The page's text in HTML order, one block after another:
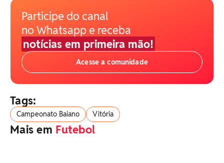
Participe do canal
no Whatsapp e receba
notícias em primeira mão!
Acesse a comunidade
Tags:
Campeonato Baiano Vitória
Mais em Futebol